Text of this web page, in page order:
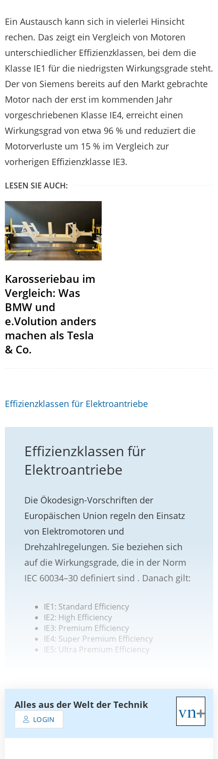
Ein Austausch kann sich in vielerlei Hinsicht
rechen. Das zeigt ein Vergleich von Motoren
unterschiedlicher Effizienzklassen, bei dem die
Klasse IE1 für die niedrigsten Wirkungsgrade steht.
Der von Siemens bereits auf den Markt gebrachte
Motor nach der erst im kommenden Jahr
vorgeschriebenen Klasse IE4, erreicht einen
Wirkungsgrad von etwa 96 % und reduziert die
Motorverluste um 15 % im Vergleich zur
vorherigen Effizienzklasse IE3.
LESEN SIE AUCH:
Karosseriebau im
Vergleich: Was
BMW und
e.Volution anders
machen als Tesla
& Co.
Effizienzklassen für Elektroantriebe
Effizienzklassen für
Elektroantriebe
Die Ökodesign-Vorschriften der
Europäischen Union regeln den Einsatz
von Elektromotoren und
Drehzahlregelungen. Sie beziehen sich
auf die Wirkungsgrade, die in der Norm
IEC 60034–30 definiert sind . Danach gilt:
IE1: Standard Efficiency
IE2: High Efficiency
IE3: Premium Efficiency
IE4: Super Premium Efficiency
IE5: Ultra Premium Efficiency
Alles aus der Welt der Technik
LOGIN